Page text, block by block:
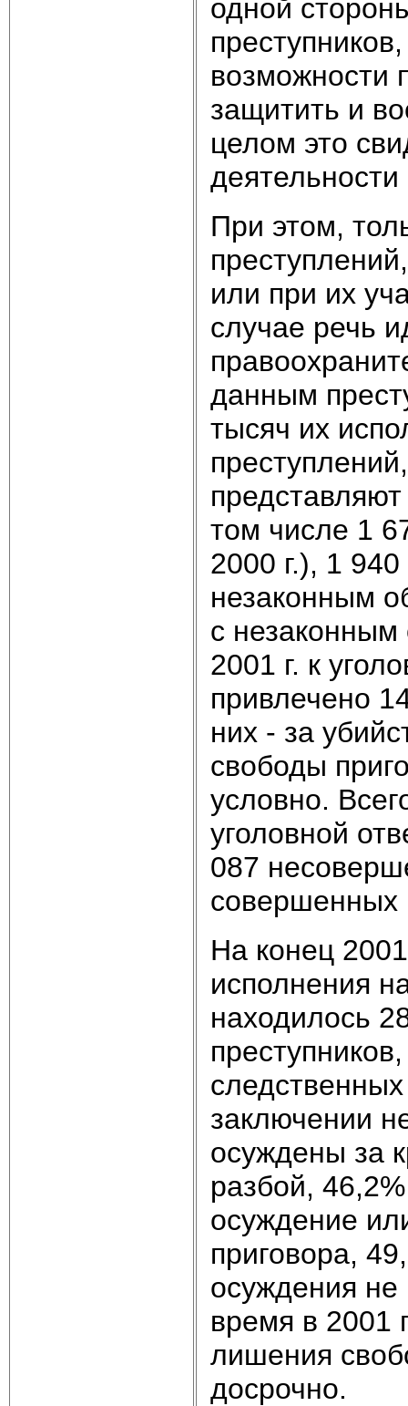
одной
возможности
защитить и
целом это
При этом,
или при их
случае речь
данным
тысяч их
том числе 1
2000 г.), 1
незаконным
с незаконным
2001 г. к
привлечено
них - за
свободы
условно.
уголовной
087
совершенных
На конец
исполнения
находилось
заключении
осуждены за
разбой,
осуждение
приговора,
осуждения
время в 2001
лишения
досрочно.